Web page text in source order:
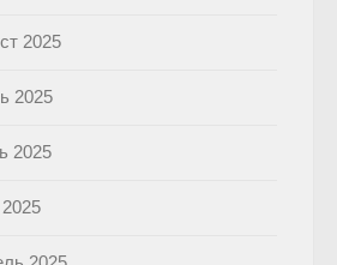
2025
2025
2025